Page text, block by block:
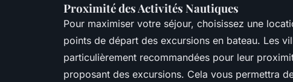
Proximité des Activités Nautiques
Pour maximiser votre séjour, choisissez une
points de départ des excursions en bateau. Les
particulièrement recommandées pour leur
proposant des excursions. Cela vous permettra